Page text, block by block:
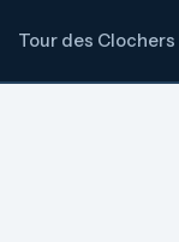
Tour des Clochers